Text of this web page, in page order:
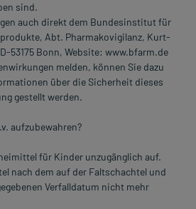
sind.
auch direkt dem Bundesinstitut für
Abt. Pharmakovigilanz, Kurt-
53175 Bonn, Website: www.bfarm.de
melden, können Sie dazu
über die Sicherheit dieses
gestellt werden.
aufzubewahren?
für Kinder unzugänglich auf.
nach dem auf der Faltschachtel und
Verfalldatum nicht mehr